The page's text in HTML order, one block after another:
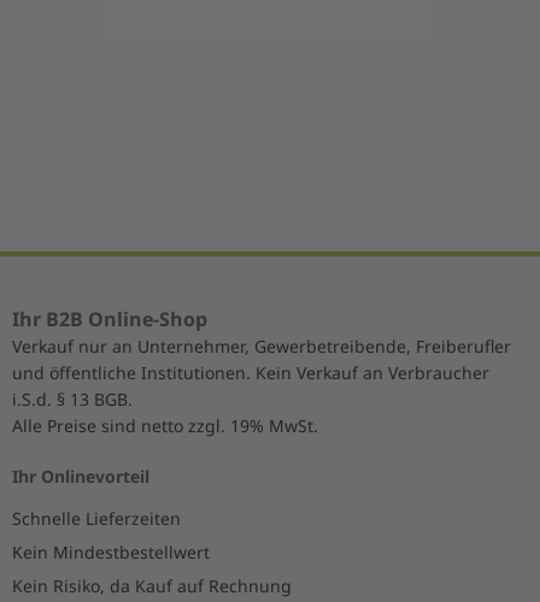
Ihr B2B Online-Shop
Verkauf nur an Unternehmer, Gewerbetreibende, Freiberufler
und öffentliche Institutionen. Kein Verkauf an Verbraucher
i.S.d. § 13 BGB.
Alle Preise sind netto zzgl. 19% MwSt.
Ihr Onlinevorteil
Schnelle Lieferzeiten
Kein Mindestbestellwert
Kein Risiko, da Kauf auf Rechnung